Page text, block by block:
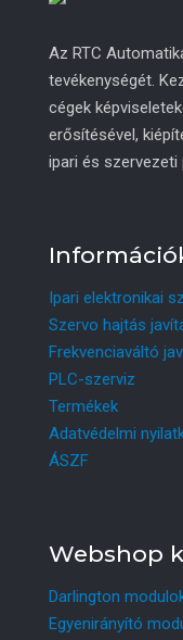
Az RTC
tevékenységét.
cégek
erősítésével,
ipari és szervezeti
Ipari elektronikai
Szervo hajtás
Frekvenciaváltó
PLC-szerviz
Termékek
Adatvédelmi
ÁSZF
Webshop
Darlington
Egyenirányító